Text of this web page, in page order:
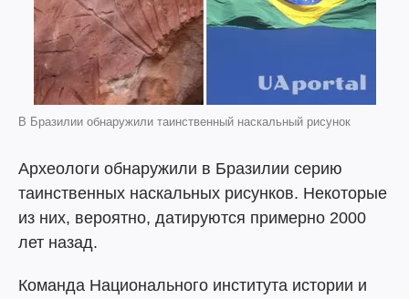
В Бразилии обнаружили таинственный наскальный рисунок
Археологи обнаружили в Бразилии серию
таинственных наскальных рисунков. Некоторые
из них, вероятно, датируются примерно 2000
лет назад.
Команда Национального института истории и